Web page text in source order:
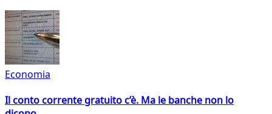
Economia
Il conto corrente gratuito c’è. Ma le banche non lo